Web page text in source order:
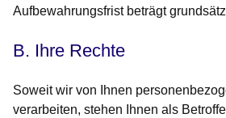
Aufbewahrungsfrist beträgt
B. Ihre Rechte
Soweit wir von Ihnen
verarbeiten, stehen Ihnen als